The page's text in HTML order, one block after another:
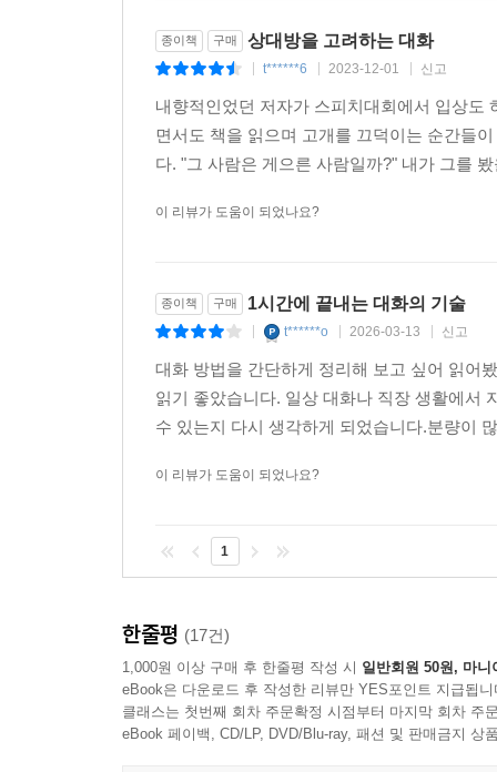
종이책 구매 상대방을 고려하는 대화
t******6 2023-12-01 신고
내향적인었던 저자가 스피치대회에서 입상도
면서도 책을 읽으며 고개를 끄덕이는 순간들
다. "그 사람은 게으른 사람일까?" 내가 그를
이 리뷰가 도움이 되었나요?
종이책 구매 1시간에 끝내는 대화의 기술
t******o 2026-03-13 신고
대화 방법을 간단하게 정리해 보고 싶어 읽어
읽기 좋았습니다. 일상 대화나 직장 생활에서
수 있는지 다시 생각하게 되었습니다.분량이
이 리뷰가 도움이 되었나요?
1
한줄평 (17건)
1,000원 이상 구매 후 한줄평 작성 시 일반회원 50원, 마니
eBook은 다운로드 후 작성한 리뷰만 YES포인트 지급됩니
클래스는 첫번째 회차 주문확정 시점부터 마지막 회차 주
eBook 페이백, CD/LP, DVD/Blu-ray, 패션 및 판매금지 상